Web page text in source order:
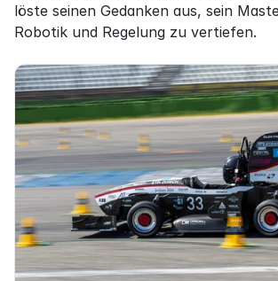
löste seinen Gedanken aus, sein
Robotik und Regelung zu vertiefen.